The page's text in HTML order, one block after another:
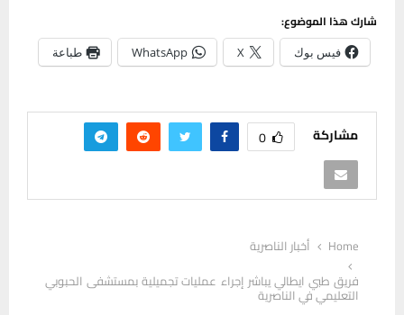
شارك هذا الموضوع:
فيس بوك X
WhatsApp طباعة
مشاركة 0
Home
أخبار الناصرية
فريق طبي ايطالي يباشر إجراء عمليات تجميلية بمستشفى الحبوبي
التعليمي في الناصرية